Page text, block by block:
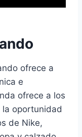
ofrece a
e
ofrece a los
oportunidad
de Nike,